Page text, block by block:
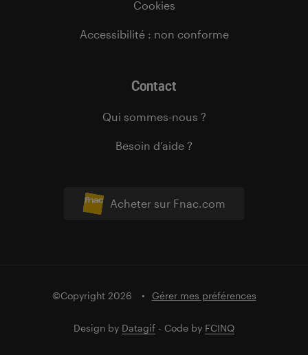
Acheter sur Fnac.com
Cookies
Accessibilité : non conforme
Contact
Qui sommes-nous ?
Besoin d’aide ?
©Copyright 2026 Gérer mes préférences
Design by Datagif - Code by FCINQ